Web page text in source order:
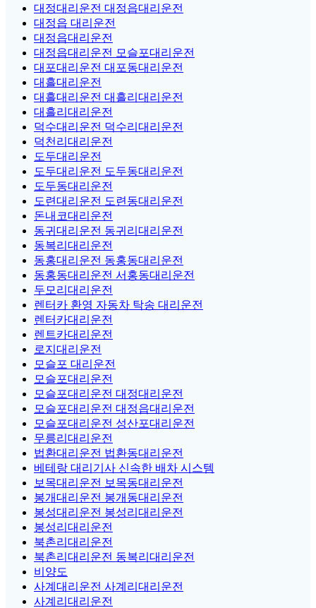
대정대리운전 대정읍대리운전
대정읍 대리운전
대정읍대리운전
대정읍대리운전 모슬포대리운전
대포대리운전 대포동대리운전
대흘대리운전
대흘대리운전 대흘리대리운전
대흘리대리운전
덕수대리운전 덕수리대리운전
덕천리대리운전
도두대리운전
도두대리운전 도두동대리운전
도두동대리운전
도련대리운전 도련동대리운전
돈내코대리운전
동귀대리운전 동귀리대리운전
동복리대리운전
동홍대리운전 동홍동대리운전
동홍동대리운전 서홍동대리운전
두모리대리운전
렌터카 환영 자동차 탁송 대리운전
렌터카대리운전
렌트카대리운전
로지대리운전
모슬포 대리운전
모슬포대리운전
모슬포대리운전 대정대리운전
모슬포대리운전 대정읍대리운전
모슬포대리운전 성산포대리운전
무릉리대리운전
법환대리운전 법환동대리운전
베테랑 대리기사 신속한 배차 시스템
보목대리운전 보목동대리운전
봉개대리운전 봉개동대리운전
봉성대리운전 봉성리대리운전
봉성리대리운전
북촌리대리운전
북촌리대리운전 동복리대리운전
비양도
사계대리운전 사계리대리운전
사계리대리운전